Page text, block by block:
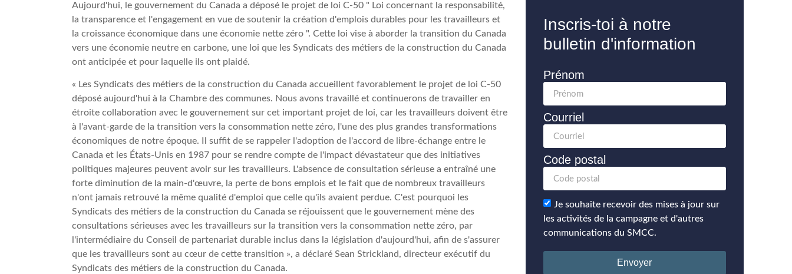
Aujourd'hui, le gouvernement du Canada a déposé le projet de loi C-50 " Loi concernant la responsabilité,
la transparence et l'engagement en vue de soutenir la création d'emplois durables pour les travailleurs et
la croissance économique dans une économie nette zéro ". Cette loi vise à aborder la transition du Canada
vers une économie neutre en carbone, une loi que les Syndicats des métiers de la construction du Canada
ont anticipée et pour laquelle ils ont plaidé.
« Les Syndicats des métiers de la construction du Canada accueillent favorablement le projet de loi C-50
déposé aujourd'hui à la Chambre des communes. Nous avons travaillé et continuerons de travailler en
étroite collaboration avec le gouvernement sur cet important projet de loi, car les travailleurs doivent être
à l'avant-garde de la transition vers la consommation nette zéro, l'une des plus grandes transformations
économiques de notre époque. Il suffit de se rappeler l'adoption de l'accord de libre-échange entre le
Canada et les États-Unis en 1987 pour se rendre compte de l'impact dévastateur que des initiatives
politiques majeures peuvent avoir sur les travailleurs. L'absence de consultation sérieuse a entraîné une
forte diminution de la main-d'œuvre, la perte de bons emplois et le fait que de nombreux travailleurs
n'ont jamais retrouvé la même qualité d'emploi que celle qu'ils avaient perdue. C'est pourquoi les
Syndicats des métiers de la construction du Canada se réjouissent que le gouvernement mène des
consultations sérieuses avec les travailleurs sur la transition vers la consommation nette zéro, par
l'intermédiaire du Conseil de partenariat durable inclus dans la législation d'aujourd'hui, afin de s'assurer
que les travailleurs sont au cœur de cette transition », a déclaré Sean Strickland, directeur exécutif du
Syndicats des métiers de la construction du Canada.
Inscris-toi à notre
bulletin d'information
Prénom
Courriel
Code postal
Je souhaite recevoir des mises à jour sur
les activités de la campagne et d'autres
communications du SMCC.
Envoyer